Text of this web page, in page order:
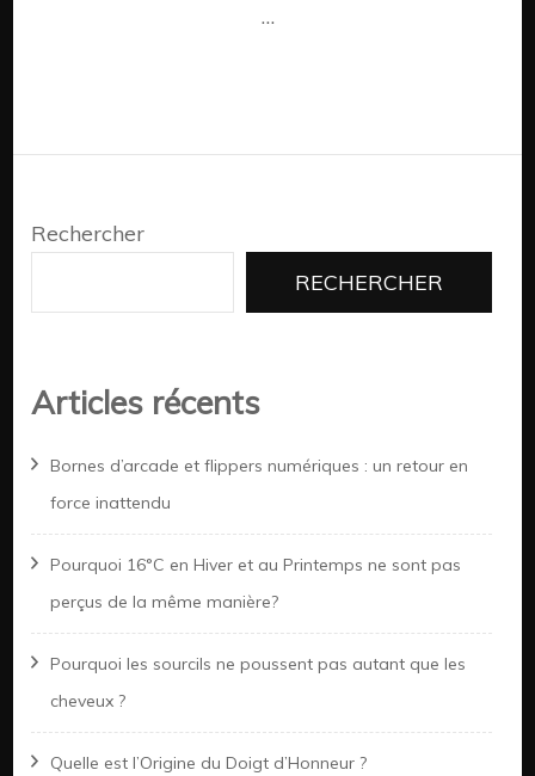
…
Rechercher
RECHERCHER
Articles récents
Bornes d’arcade et flippers numériques : un retour en
force inattendu
Pourquoi 16°C en Hiver et au Printemps ne sont pas
perçus de la même manière?
Pourquoi les sourcils ne poussent pas autant que les
cheveux ?
Quelle est l’Origine du Doigt d’Honneur ?